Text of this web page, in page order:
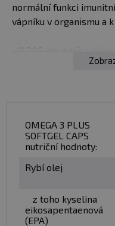
normální funkci
vápníku v organismu a
✅10 μg vitamínu D v
✅speciální softgelové
Doporučené dávkování:
užívejte 1-2 kapsle
jsou 2 kapsle.
Použití:dle
OMEGA 3 PLUS
SOFTGEL CAPS
nutriční hodnoty:
Rybí olej
z toho kyselina
eikosapentaenová
(EPA)